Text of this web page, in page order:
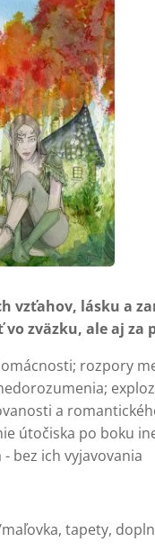
vzťahov, lásku a
zväzku, ale aj
rozpory
a
útočiska po boku
bez ich vyjavovania
tapety,